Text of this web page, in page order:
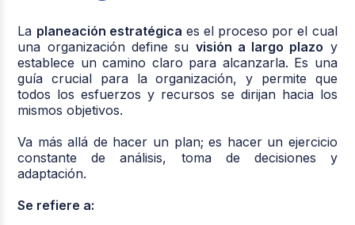
La planeación estratégica es el proceso por el cual
una organización define su visión a largo plazo y
establece un camino claro para alcanzarla. Es una
guía crucial para la organización, y permite que
todos los esfuerzos y recursos se dirijan hacia los
mismos objetivos.
Va más allá de hacer un plan; es hacer un ejercicio
constante de análisis, toma de decisiones y
adaptación.
Se refiere a: